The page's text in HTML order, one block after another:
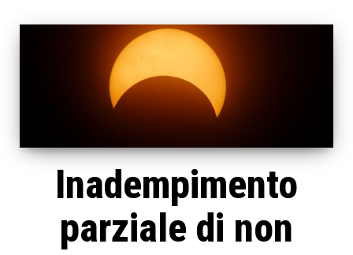
Inadempimento
parziale di non